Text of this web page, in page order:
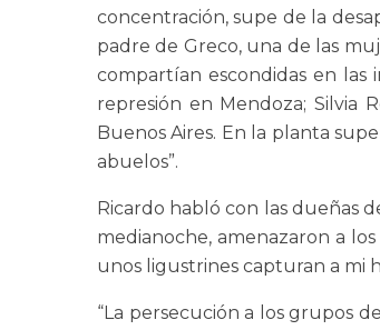
concentración, supe de la
padre de Greco, una de las
compartían escondidas en las
represión en Mendoza; Silvia
Buenos Aires. En la planta
abuelos”.
Ricardo habló con las dueñas
medianoche, amenazaron a
unos ligustrines capturan a mi
“La persecución a los grupos